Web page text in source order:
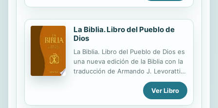
relacion profunda con Dios. El
de la infancia espiritual hasta la
madurez espiritual. El autor hace un
perseveren en el proceso profundo
de desarrollar su vida espiritual.
Disponible en ingles de Moody
Publishers. Autor distinguido. A
timeless treatise on God's
La Biblia. Libro del Pueblo de
Dios
La Biblia. Libro del Pueblo de Dios es
una nueva edición de la Biblia con la
traducción de Armando J. Levoratti y
Alfredo B. Trusso, con nuevas notas
ampliadas y actualizadas del Padre
Ver Libro